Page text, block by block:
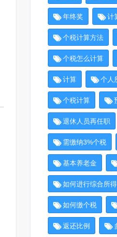
年终奖 计
个税计算方法
个税怎么计算
计算 个人
个税计算
退休人员再任职
需缴纳3%个税
基本养老金
如何进行综合所
如何缴个税
返还比例